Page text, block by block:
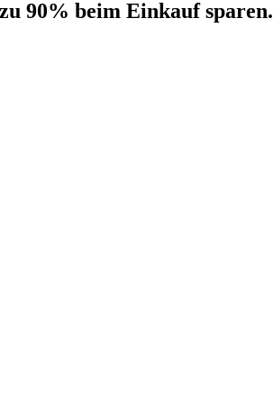
90% beim Einkauf sparen.